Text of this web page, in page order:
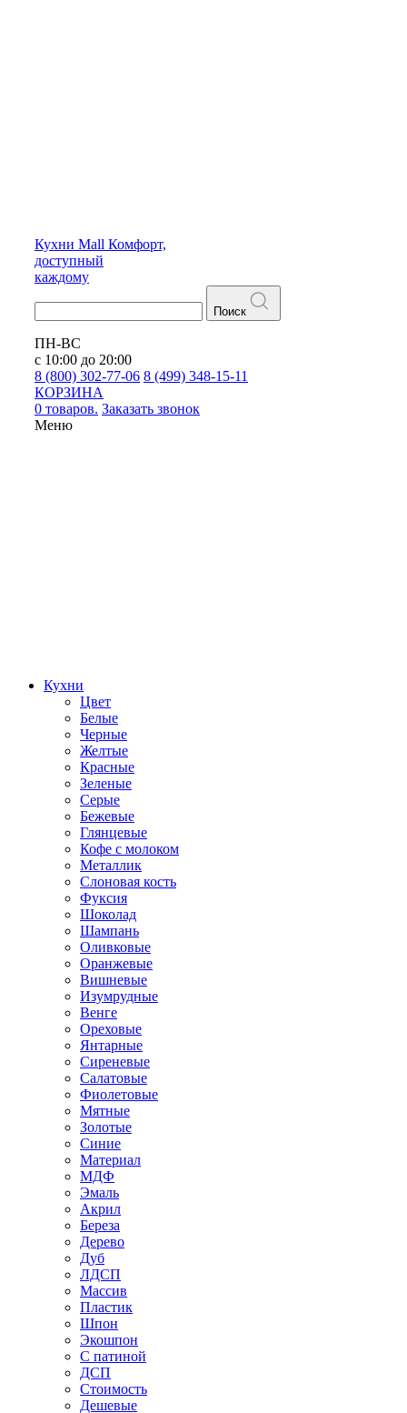
Кухни Mall Комфорт,
доступный
каждому
Поиск
ПН-ВС
с 10:00 до 20:00
8 (800) 302-77-06 8 (499) 348-15-11
КОРЗИНА
0 товаров. Заказать звонок
Меню
Кухни
Цвет
Белые
Черные
Желтые
Красные
Зеленые
Серые
Бежевые
Глянцевые
Кофе с молоком
Металлик
Слоновая кость
Фуксия
Шоколад
Шампань
Оливковые
Оранжевые
Вишневые
Изумрудные
Венге
Ореховые
Янтарные
Сиреневые
Салатовые
Фиолетовые
Мятные
Золотые
Синие
Материал
МДФ
Эмаль
Акрил
Береза
Дерево
Дуб
ЛДСП
Массив
Пластик
Шпон
Экошпон
С патиной
ДСП
Стоимость
Дешевые